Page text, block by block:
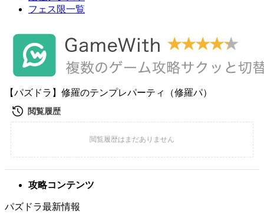
フェス限一覧
【パズドラ】修羅のテンプレパーティ（修羅パ）
攻略コンテンツ
パズドラ最新情報